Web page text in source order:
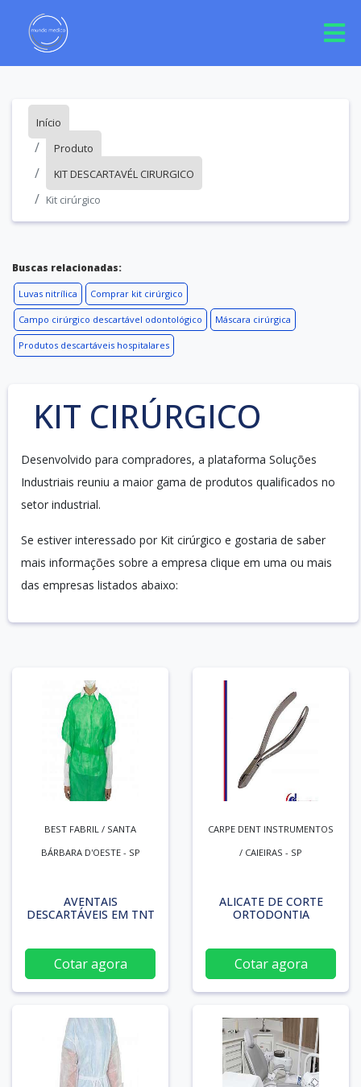
Início
Produto
KIT DESCARTAVÉL CIRURGICO
Kit cirúrgico
Buscas relacionadas:
Luvas nitrílica Comprar kit cirúrgico
Campo cirúrgico descartável odontológico Máscara cirúrgica
Produtos descartáveis hospitalares
KIT CIRÚRGICO
Desenvolvido para compradores, a plataforma Soluções
Industriais reuniu a maior gama de produtos qualificados no
setor industrial.
Se estiver interessado por Kit cirúrgico e gostaria de saber
mais informações sobre a empresa clique em uma ou mais
das empresas listados abaixo:
BEST FABRIL / SANTA
BÁRBARA D'OESTE - SP
AVENTAIS
DESCARTÁVEIS EM TNT
Cotar agora
CARPE DENT INSTRUMENTOS
/ CAIEIRAS - SP
ALICATE DE CORTE
ORTODONTIA
Cotar agora